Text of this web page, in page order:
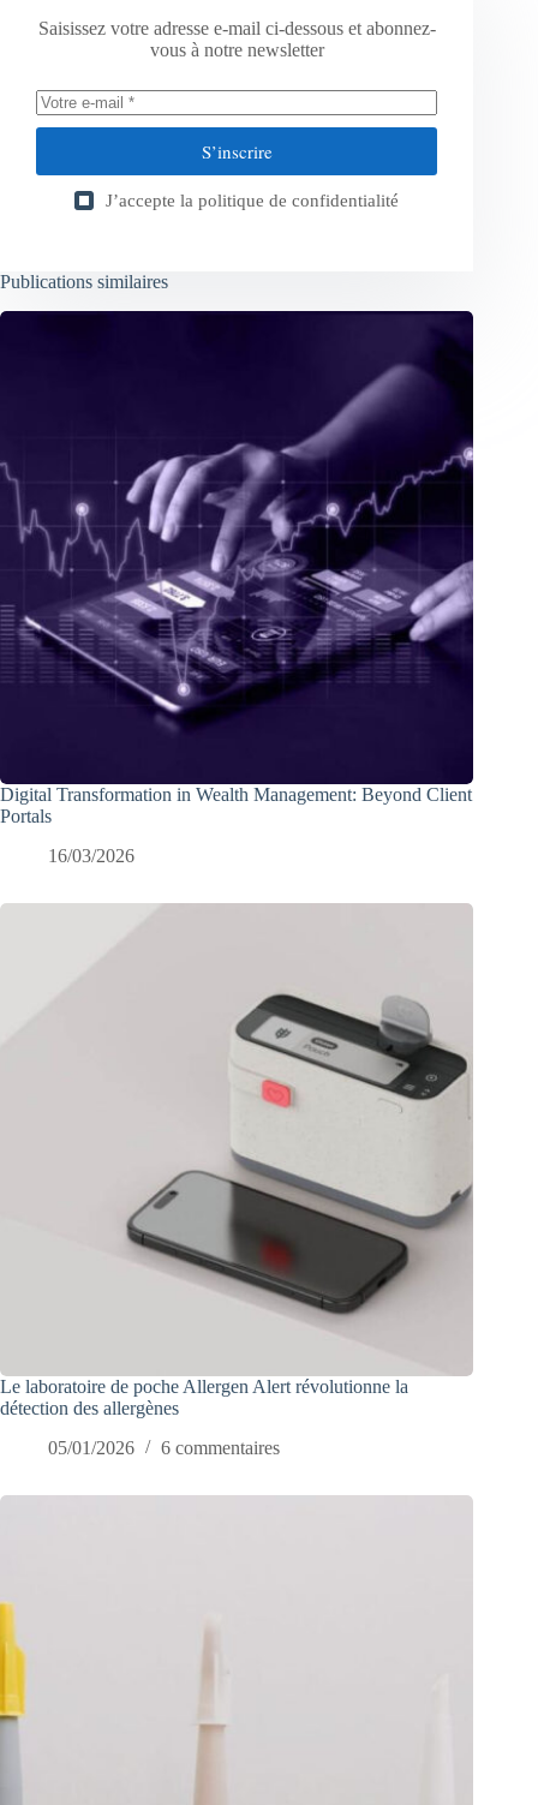
Saisissez votre adresse e-mail ci-dessous et abonnez-
vous à notre newsletter
S’inscrire
J’accepte la politique de confidentialité
Publications similaires
Digital Transformation in Wealth Management: Beyond Client
Portals
16/03/2026
Le laboratoire de poche Allergen Alert révolutionne la
détection des allergènes
05/01/2026
6 commentaires